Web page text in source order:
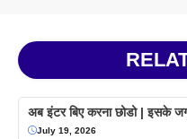
अब इंटर बिए करना छोडो | इसके
July 19, 2026